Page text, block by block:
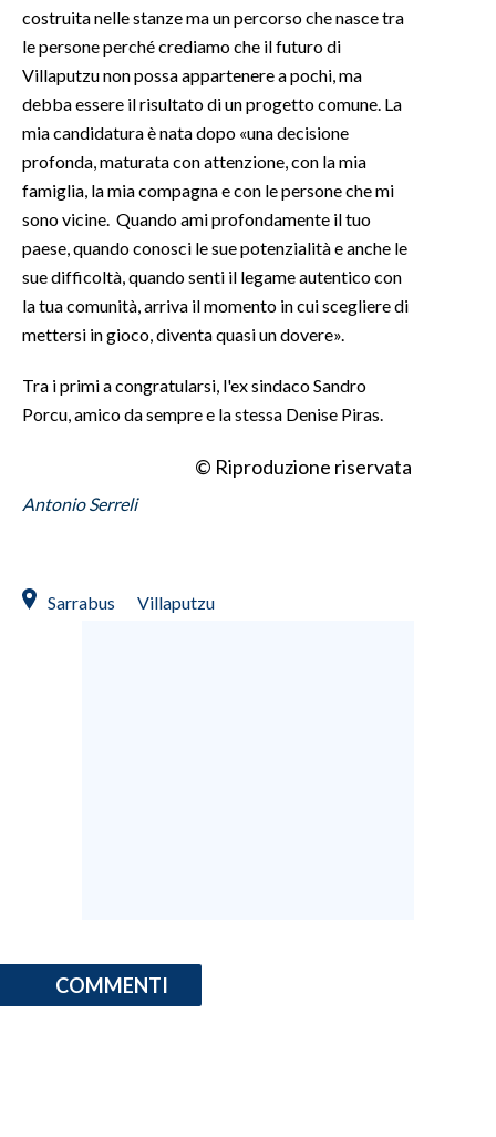
costruita nelle stanze ma un percorso che nasce tra
le persone perché crediamo che il futuro di
Villaputzu non possa appartenere a pochi, ma
debba essere il risultato di un progetto comune. La
mia candidatura è nata dopo «una decisione
profonda, maturata con attenzione, con la mia
famiglia, la mia compagna e con le persone che mi
sono vicine. Quando ami profondamente il tuo
paese, quando conosci le sue potenzialità e anche le
sue difficoltà, quando senti il legame autentico con
la tua comunità, arriva il momento in cui scegliere di
mettersi in gioco, diventa quasi un dovere».
Tra i primi a congratularsi, l'ex sindaco Sandro
Porcu, amico da sempre e la stessa Denise Piras.
© Riproduzione riservata
Antonio Serreli
Sarrabus Villaputzu
COMMENTI